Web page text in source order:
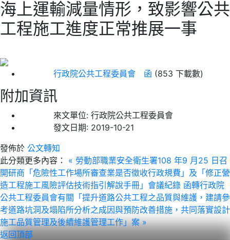
海上運輸減量情形，致影響公共
工程施工進度正常推展一事
行政院公共工程委員會 函 (853 下載數)
附加資訊
來文單位: 行政院公共工程委員會
發文日期: 2019-10-21
發佈於 公文轉知
此分類更多內容：
« 勞動部職業安全衛生署108 年9 月25 日召
開研商「危險性工作場所審查業是否徵收行政規費」及「修正營
造工程施工風險評估技術指引解說手冊」會議紀錄 函轉行政院
公共工程委員會有關「提升道路公共工程之品質與維護，建請參
考道路坑洞及塌陷所分析之成因與預防改善措施，共同落實設計
施工品質管理及後續維護管理工作」案 »
返回頂部